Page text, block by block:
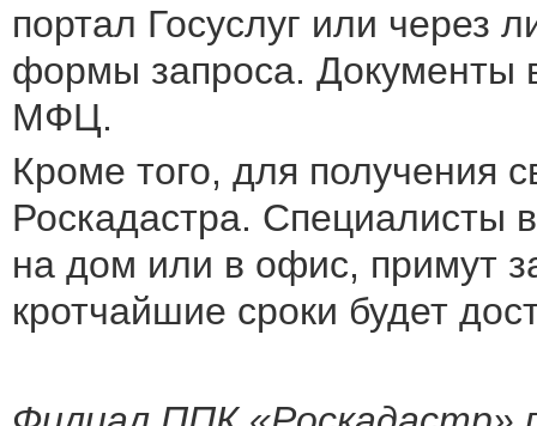
портал Госуслуг или через
формы запроса. Документы
МФЦ.
Кроме того, для получения
Роскадастра. Специалисты
на дом или в офис, примут
кротчайшие сроки будет